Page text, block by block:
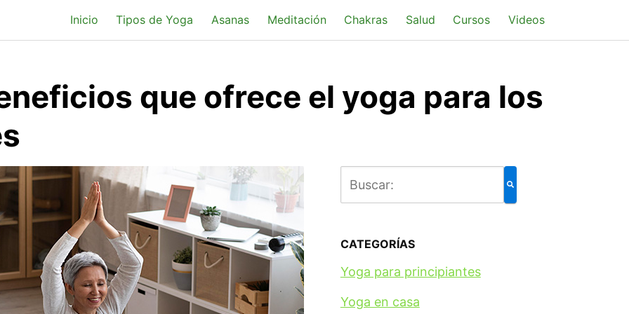
Inicio Tipos de Yoga Asanas Meditación Chakras Salud Cursos Videos
que ofrece el yoga para los
CATEGORÍAS
Yoga para principiantes
Yoga en casa